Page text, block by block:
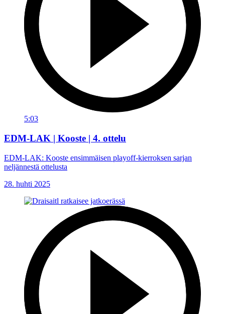
5:03
EDM-LAK | Kooste | 4. ottelu
EDM-LAK: Kooste ensimmäisen playoff-kierroksen sarjan
neljännestä ottelusta
28. huhti 2025